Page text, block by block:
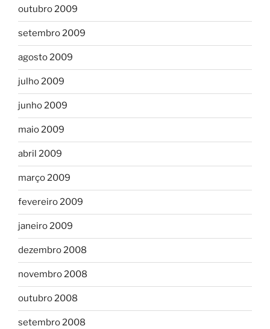
outubro 2009
setembro 2009
agosto 2009
julho 2009
junho 2009
maio 2009
abril 2009
março 2009
fevereiro 2009
janeiro 2009
dezembro 2008
novembro 2008
outubro 2008
setembro 2008